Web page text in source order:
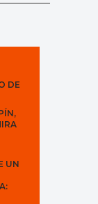
DE
UN